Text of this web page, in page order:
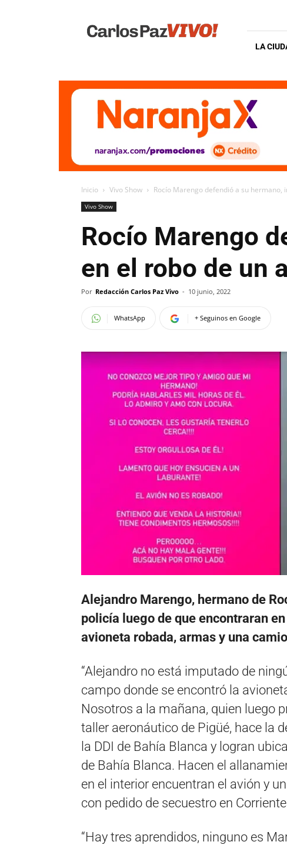
Vivo
LA
Inicio Vivo Show Rocío Marengo defendió a su hermano,
Vivo Show
Rocío Marengo
en el robo de un
Por Redacción Carlos Paz Vivo - 10 junio, 2022
WhatsApp + Seguinos en Google
Alejandro Marengo, hermano de
policía luego de que encontraran
avioneta robada, armas y una
“Alejandro no está imputado de
campo donde se encontró la
Nosotros a la mañana, quien luego
taller aeronáutico de Pigüé, hace la
la DDI de Bahía Blanca y logran
de Bahía Blanca. Hacen el
en el interior encuentran el avión y
con pedido de secuestro en
“Hay tres aprendidos, ninguno es